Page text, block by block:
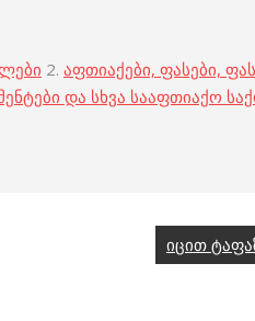
2. აფთიაქები, ფასები,
და სხვა სააფთიაქო
იცით